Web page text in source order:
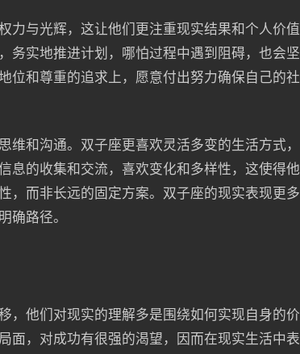
力与光辉，这让他们更注重现实结果和个人价值
务实地推进计划，哪怕过程中遇到阻碍，也会坚
位和尊重的追求上，愿意付出努力确保自己的社
和沟通。双子座更喜欢灵活多变的生活方式，
息的收集和交流，喜欢变化和多样性，这使得他
，而非长远的固定方案。双子座的现实表现更多
确路径。
，他们对现实的理解多是围绕如何实现自身的价
面，对成功有很强的渴望，因而在现实生活中表